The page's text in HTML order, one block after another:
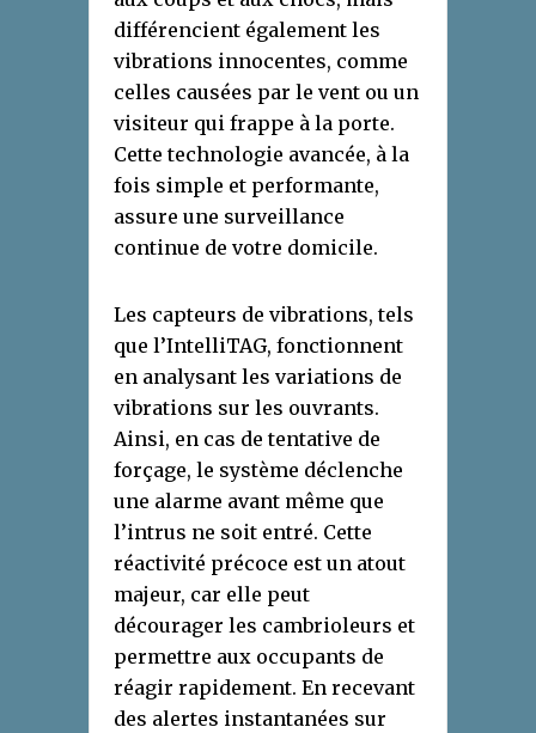
différencient également les
vibrations innocentes, comme
celles causées par le vent ou un
visiteur qui frappe à la porte.
Cette technologie avancée, à la
fois simple et performante,
assure une surveillance
continue de votre domicile.
Les capteurs de vibrations, tels
que l’IntelliTAG, fonctionnent
en analysant les variations de
vibrations sur les ouvrants.
Ainsi, en cas de tentative de
forçage, le système déclenche
une alarme avant même que
l’intrus ne soit entré. Cette
réactivité précoce est un atout
majeur, car elle peut
décourager les cambrioleurs et
permettre aux occupants de
réagir rapidement. En recevant
des alertes instantanées sur